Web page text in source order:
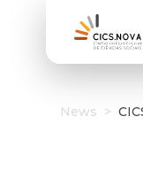
News >